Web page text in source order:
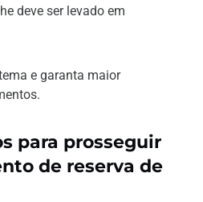
deve ser levado em
e garanta maior
para prosseguir
de reserva de